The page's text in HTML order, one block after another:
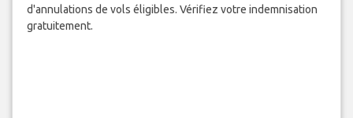
d'annulations de vols éligibles. Vérifiez votre indemnisation
gratuitement.